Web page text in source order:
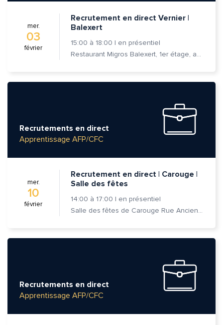
mer.
03
février
Recrutement en direct Vernier |
Balexert
15:00 à 18:00 | en présentiel
Restaurant Migros Balexert, 1er étage, av. Louis-Casaï 27, 1209 Vernier
Recrutements en direct
Apprentissage AFP/CFC
mer.
10
février
Recrutement en direct | Carouge |
Salle des fêtes
14:00 à 17:00 | en présentiel
Salle des fêtes de Carouge Rue Ancienne 37, 1227 Carouge
Recrutements en direct
Apprentissage AFP/CFC